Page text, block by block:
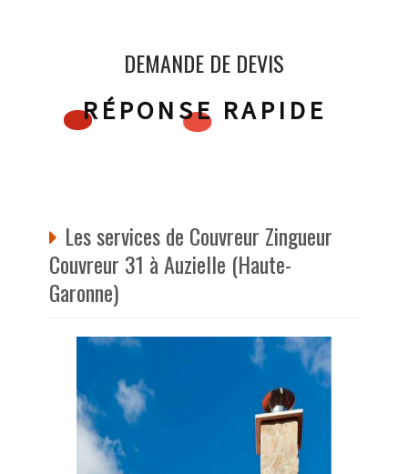
DEMANDE DE DEVIS
RÉPONSE RAPIDE
Les services de Couvreur Zingueur
Couvreur 31 à Auzielle (Haute-
Garonne)